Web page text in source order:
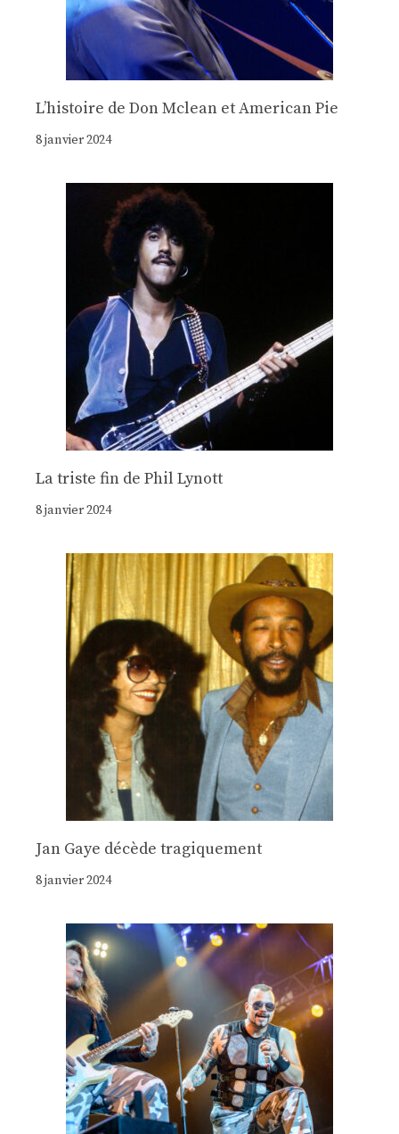
Lʼhistoire de Don Mclean et American Pie
8 janvier 2024
La triste fin de Phil Lynott
8 janvier 2024
Jan Gaye décède tragiquement
8 janvier 2024